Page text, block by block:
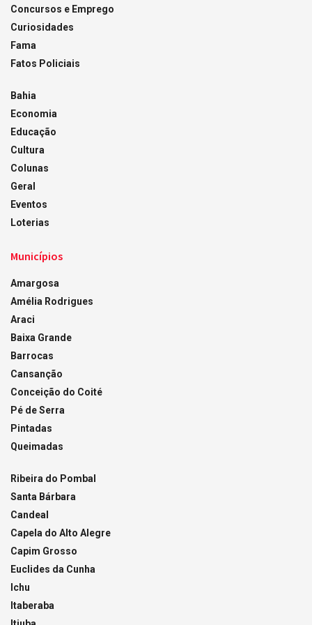
Concursos e Emprego
Curiosidades
Fama
Fatos Policiais
Bahia
Economia
Educação
Cultura
Colunas
Geral
Eventos
Loterias
Municípios
Amargosa
Amélia Rodrigues
Araci
Baixa Grande
Barrocas
Cansanção
Conceição do Coité
Pé de Serra
Pintadas
Queimadas
Ribeira do Pombal
Santa Bárbara
Candeal
Capela do Alto Alegre
Capim Grosso
Euclides da Cunha
Ichu
Itaberaba